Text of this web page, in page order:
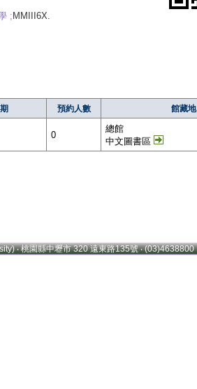
;MMIII6X.
預約人數 館藏地
0
總館
中文圖書區
‧ 桃園縣中壢市 320 遠東路135號 ‧ (03)4638800